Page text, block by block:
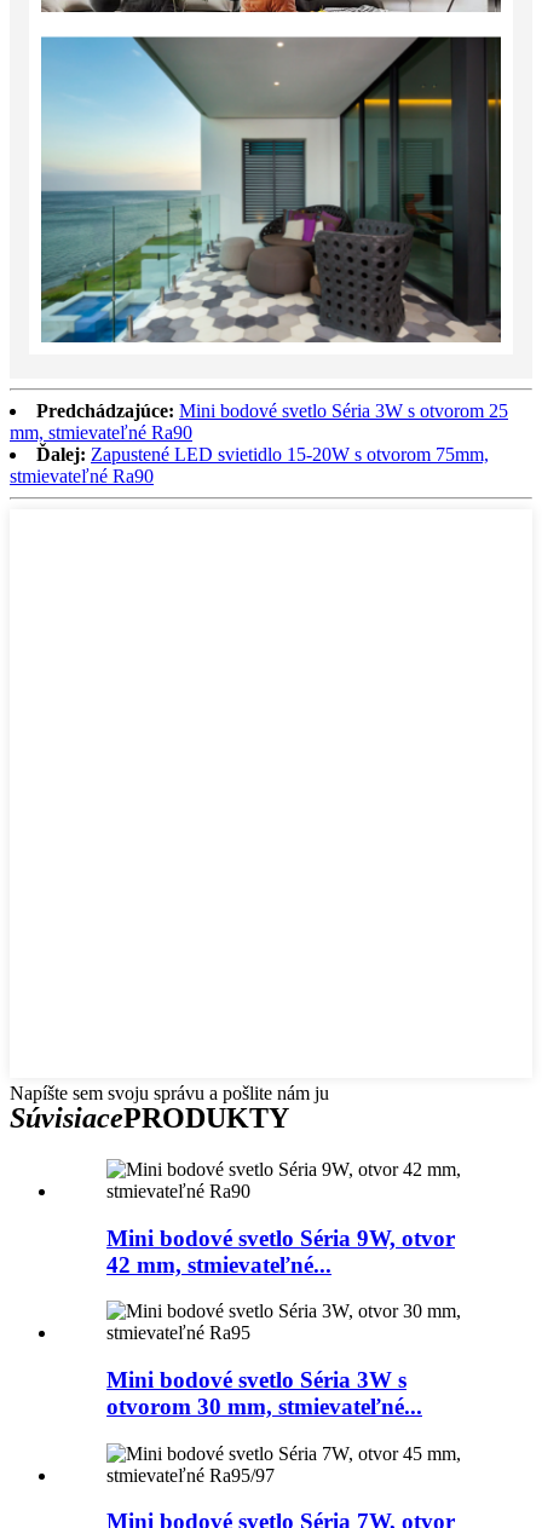
Predchádzajúce: Mini bodové svetlo Séria 3W s otvorom 25
mm, stmievateľné Ra90
Ďalej: Zapustené LED svietidlo 15-20W s otvorom 75mm,
stmievateľné Ra90
Napíšte sem svoju správu a pošlite nám ju
SúvisiacePRODUKTY
Mini bodové svetlo Séria 9W, otvor
42 mm, stmievateľné...
Mini bodové svetlo Séria 3W s
otvorom 30 mm, stmievateľné...
Mini bodové svetlo Séria 7W, otvor